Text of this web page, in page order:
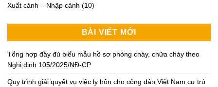
Xuất cảnh – Nhập cảnh (10)
BÀI VIẾT MỚI
Tổng hợp đầy đủ biểu mẫu hồ sơ phòng cháy, chữa cháy theo
Nghị định 105/2025/NĐ-CP
Quy trình giải quyết vụ việc ly hôn cho công dân Việt Nam cư trú